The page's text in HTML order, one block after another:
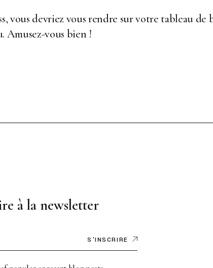
vous devriez vous rendre survotre tableau de
Amusez-vous bien !
à la newsletter
S'INSCRIRE